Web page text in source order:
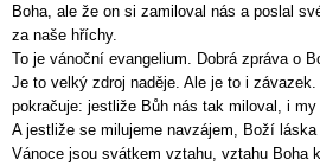
Boha, ale že on si zamiloval nás a poslal
za naše hříchy.
To je vánoční evangelium. Dobrá zpráva o
Je to velký zdroj naděje. Ale je to i
pokračuje: jestliže Bůh nás tak miloval, i
A jestliže se milujeme navzájem, Boží
Vánoce jsou svátkem vztahu, vztahu Boha